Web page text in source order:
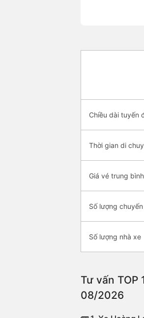
Chiều dài tuyến
Thời gian di
Giá vé trung bình
Số lượng
Số lượng nhà xe
Tư vấn
08/2026